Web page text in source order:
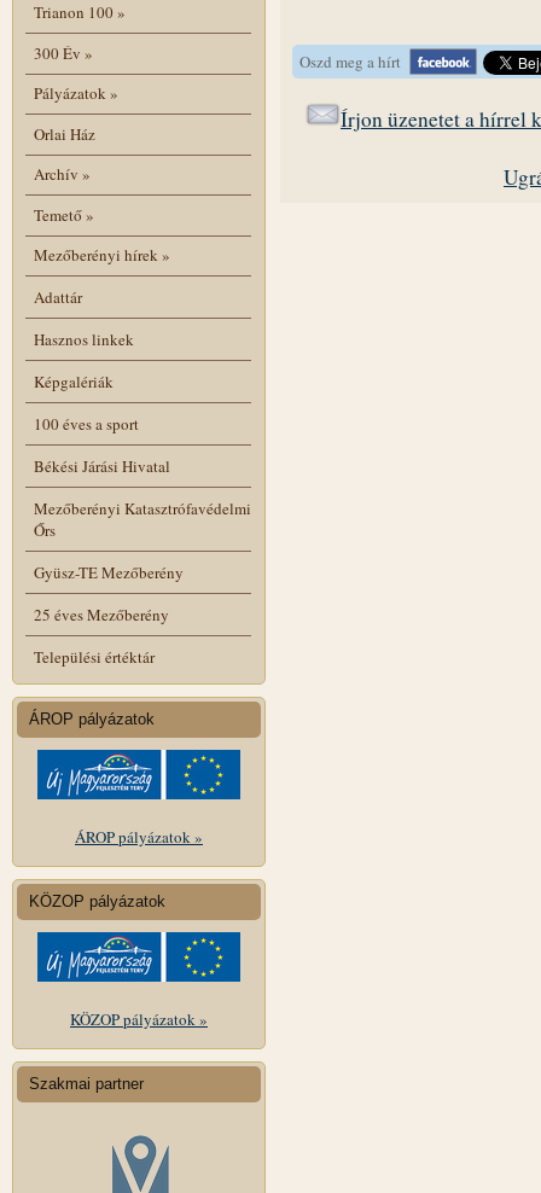
Trianon 100»
300 Év »
Pályázatok»
Orlai Ház
Archív »
Temető»
Mezőberényi hírek»
Adattár
Hasznos linkek
Képgalériák
100 éves a sport
Békési Járási Hivatal
Mezőberényi Katasztrófavédelmi
Őrs
Gyüsz-TE Mezőberény
25 éves Mezőberény
Települési értéktár
ÁROP pályázatok
ÁROP pályázatok »
KÖZOP pályázatok
KÖZOP pályázatok »
Szakmai partner
Oszd meg a hírt
Írjon üzenetet a hírrel